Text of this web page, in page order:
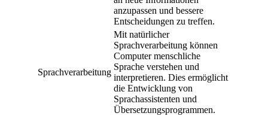
anzupassen und bessere
Entscheidungen zu treffen.
Sprachverarbeitung
Mit natürlicher
Sprachverarbeitung können
Computer menschliche
Sprache verstehen und
interpretieren. Dies ermöglicht
die Entwicklung von
Sprachassistenten und
Übersetzungsprogrammen.